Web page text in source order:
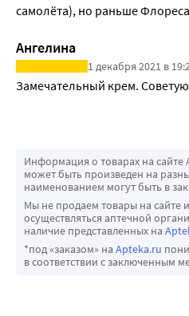
самолёта), но раньше
Ангелина
1 декабря 2021 в
Замечательный крем. Советую
Информация о товарах на сайте
может быть произведен на
наименованием могут быть в
Мы не продаем товары на сайте
осуществляться аптечной
наличие представленных на
*под «заказом» на Apteka.ru
в соответствии с заключенным